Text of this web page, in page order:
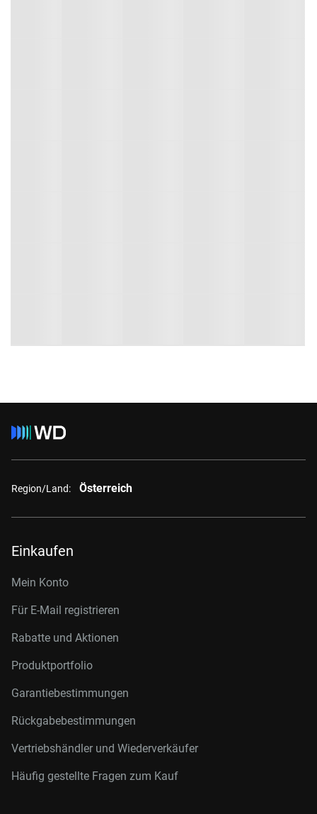
Region/Land: Österreich
Einkaufen
Mein Konto
Für E-Mail registrieren
Rabatte und Aktionen
Produktportfolio
Garantiebestimmungen
Rückgabebestimmungen
Vertriebshändler und Wiederverkäufer
Häufig gestellte Fragen zum Kauf